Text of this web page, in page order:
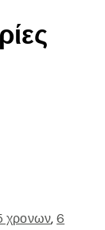
χρονων,6